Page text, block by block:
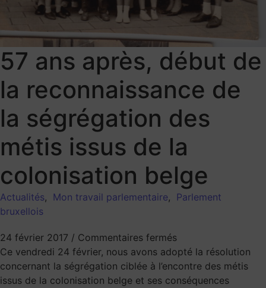
57 ans après, début de
la reconnaissance de
la ségrégation des
métis issus de la
colonisation belge
Actualités, Mon travail parlementaire, Parlement
bruxellois
24 février 2017 / Commentaires fermés
Ce vendredi 24 février, nous avons adopté la résolution
concernant la ségrégation ciblée à l’encontre des métis
issus de la colonisation belge et ses conséquences